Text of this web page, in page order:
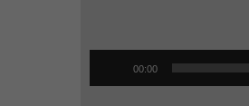
00:00